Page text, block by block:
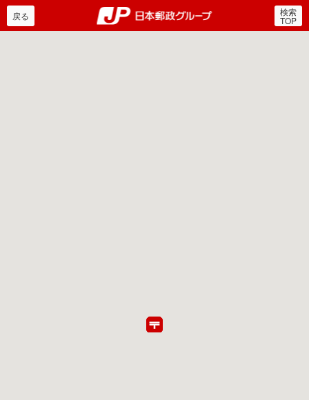
郵便局・日本郵政グルー
戻る 検索
TOP